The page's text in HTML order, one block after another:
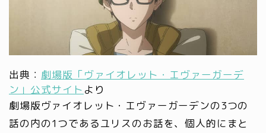
出典： 劇場版「ヴァイオレット・エヴァーガーデ
ン」公式サイト より
劇場版ヴァイオレット・エヴァーガーデンの3つの
話の内の1つであるユリスのお話を、個人的にまと